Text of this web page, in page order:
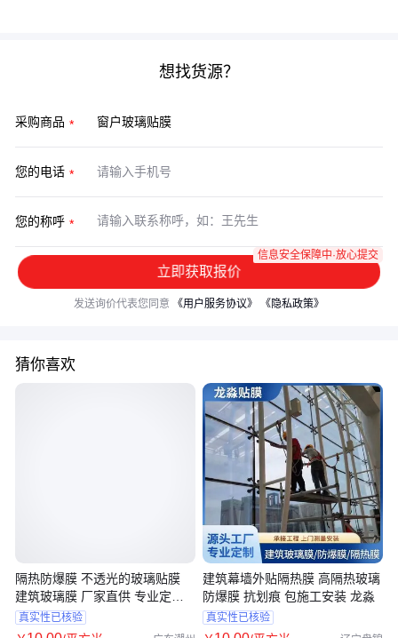
想找货源？
采购商品
您的电话
您的称呼
立即获取报价
信息安全保障中·放心提交
发送询价代表您同意 《用户服务协议》 《隐私政策》
猜你喜欢
隔热防爆膜 不透光的玻璃贴膜
建筑玻璃膜 厂家直供 专业定制
龙淼
真实性已核验
建筑幕墙外贴隔热膜 高隔热玻璃
防爆膜 抗划痕 包施工安装 龙淼
真实性已核验